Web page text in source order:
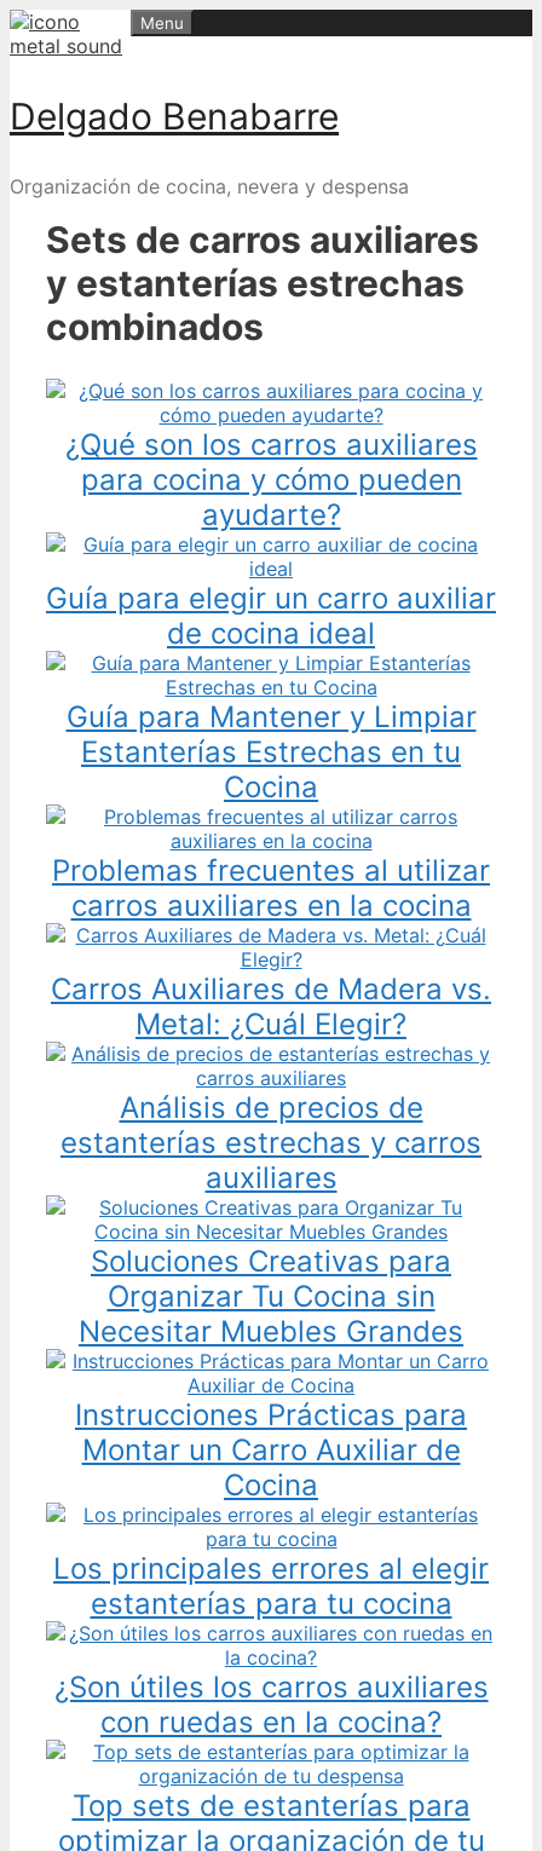
Skip
to
Delgado Benabarre
Organización de cocina, nevera y despensa
Menu
Sets de carros auxiliares
y estanterías estrechas
combinados
¿Qué son los carros auxiliares
para cocina y cómo pueden
ayudarte?
Guía para elegir un carro auxiliar
de cocina ideal
Guía para Mantener y Limpiar
Estanterías Estrechas en tu
Cocina
Problemas frecuentes al utilizar
carros auxiliares en la cocina
Carros Auxiliares de Madera vs.
Metal: ¿Cuál Elegir?
Análisis de precios de
estanterías estrechas y carros
auxiliares
Soluciones Creativas para
Organizar Tu Cocina sin
Necesitar Muebles Grandes
Instrucciones Prácticas para
Montar un Carro Auxiliar de
Cocina
Los principales errores al elegir
estanterías para tu cocina
¿Son útiles los carros auxiliares
con ruedas en la cocina?
Top sets de estanterías para
optimizar la organización de tu